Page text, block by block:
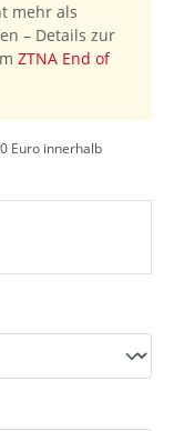
mehr als
– Details zur
ZTNA End of
Euro innerhalb